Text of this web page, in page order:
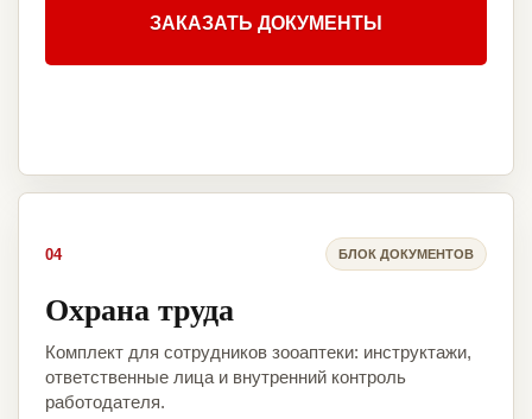
ЗАКАЗАТЬ ДОКУМЕНТЫ
04 БЛОК ДОКУМЕНТОВ
Охрана труда
Комплект для сотрудников зооаптеки: инструктажи,
ответственные лица и внутренний контроль
работодателя.